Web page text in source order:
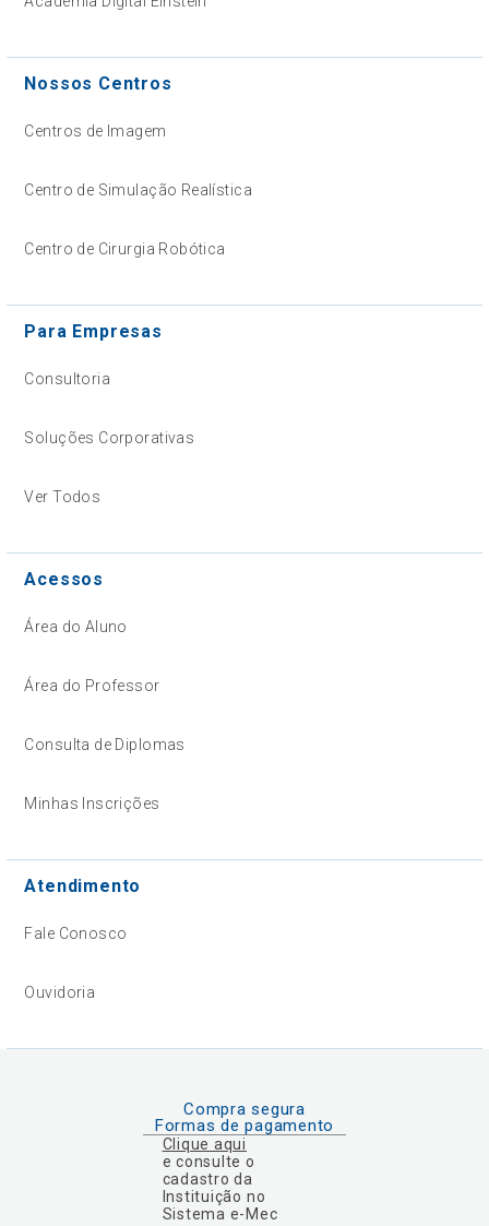
Nossos Centros
Centros de Imagem
Centro de Simulação Realística
Centro de Cirurgia Robótica
Para Empresas
Consultoria
Soluções Corporativas
Ver Todos
Acessos
Área do Aluno
Área do Professor
Consulta de Diplomas
Minhas Inscrições
Atendimento
Fale Conosco
Ouvidoria
Compra segura
Formas de pagamento
Clique aqui
e consulte o
cadastro da
Instituição no
Sistema e-Mec